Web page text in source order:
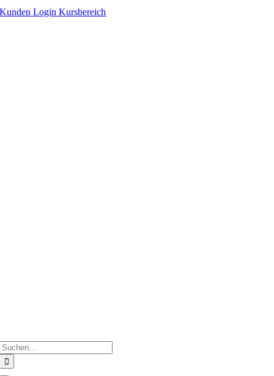
Zum
Kunden Login Kursbereich